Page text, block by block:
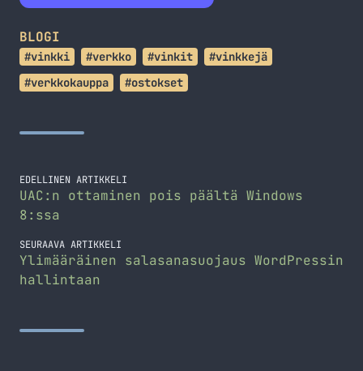
BLOGI
#vinkki #verkko #vinkit
#vinkkejä
#verkkokauppa
#ostokset
EDELLINEN ARTIKKELI
UAC:n ottaminen pois päältä Windows
8:ssa
SEURAAVA ARTIKKELI
Ylimääräinen salasanasuojaus WordPressin
hallintaan